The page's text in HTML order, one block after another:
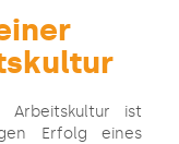
Arbeitskultur ist
Erfolg eines